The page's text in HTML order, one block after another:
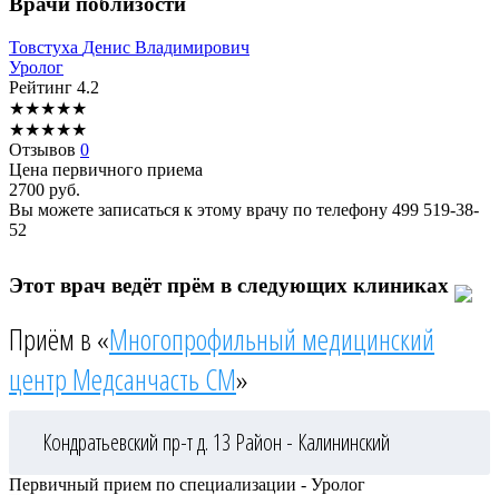
Товстуха Денис Владимирович
Уролог
Рейтинг 4.2
★★★★★
★★★★★
Отзывов 0
Цена первичного приема
2700 руб.
Вы можете записаться к этому врачу по телефону 499 519-38-
52
Этот врач ведёт прём в следующих клиниках
Приём в «Многопрофильный медицинский
центр Медсанчасть СМ»
Кондратьевский пр-т д. 13 Район - Калининский
Первичный прием по специализации - Уролог